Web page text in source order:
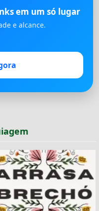
em um só lugar
e alcance.